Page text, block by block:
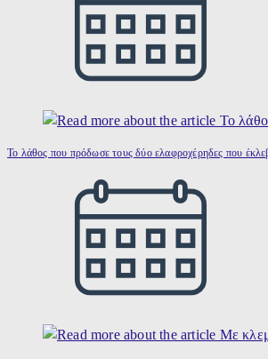
Το λάθος που πρόδωσε τους δύο ελαφροχέρηδες που